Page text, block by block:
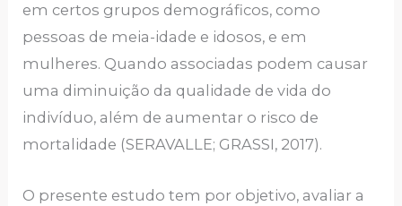
em certos grupos demográficos, como
pessoas de meia-idade e idosos, e em
mulheres. Quando associadas podem causar
uma diminuição da qualidade de vida do
indivíduo, além de aumentar o risco de
mortalidade (SERAVALLE; GRASSI, 2017).
O presente estudo tem por objetivo, avaliar a